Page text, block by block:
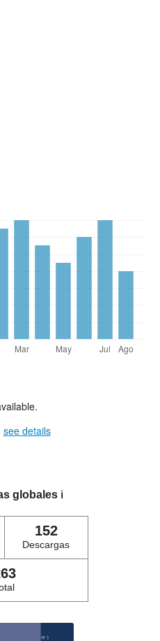
see details
globales ℹ️
152
Descargas